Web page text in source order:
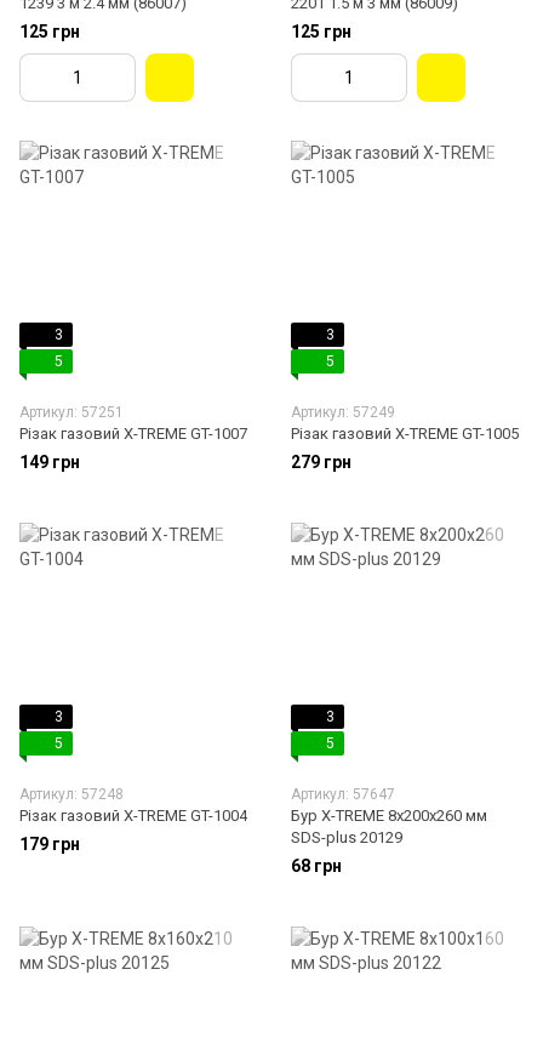
125 грн 125 грн
3
5
Артикул: 57251
Різак газовий X-TREME GT-1007
149 грн
3
5
Артикул: 57249
Різак газовий X-TREME GT-1005
279 грн
3
5
Артикул: 57248
Різак газовий X-TREME GT-1004
179 грн
3
5
Артикул: 57647
Бур X-TREME 8х200х260 мм
SDS-plus 20129
68 грн